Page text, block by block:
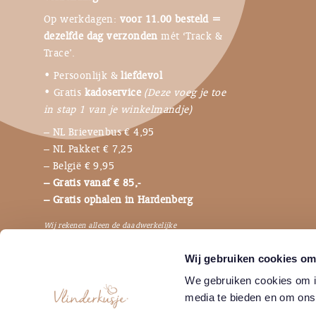
Wij gebruiken cookies
We gebruiken cookies om
media te bieden en om
Op werkdagen: voor 11.00 besteld =
dezelfde dag verzonden mét ‘Track &
Trace’.
• Persoonlijk &liefdevol
• Gratis kadoservice (Deze voeg je toe
in stap 1 van je winkelmandje)
– NL Brievenbus € 4,95
– NL Pakket € 7,25
– België € 9,95
– Gratis vanaf € 85,-
– Gratis ophalen in Hardenberg
Wij rekenen alleen de daadwerkelijke